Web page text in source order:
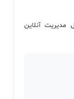
مدیریت آنلاین